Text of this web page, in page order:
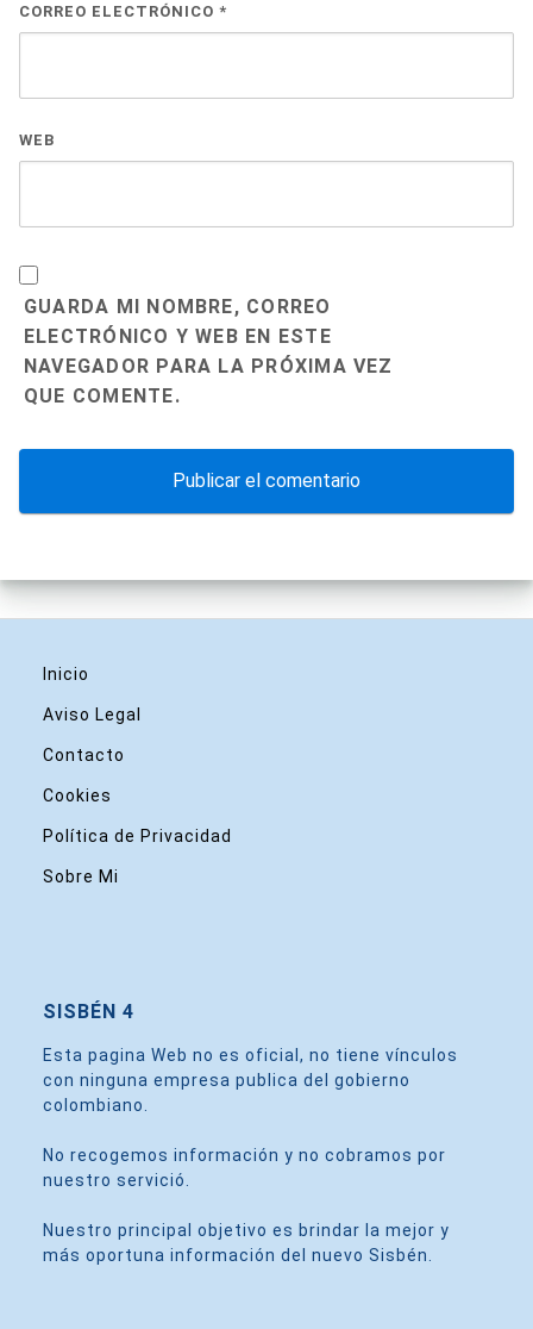
CORREO ELECTRÓNICO *
WEB
GUARDA MI NOMBRE, CORREO
ELECTRÓNICO Y WEB EN ESTE
NAVEGADOR PARA LA PRÓXIMA VEZ
QUE COMENTE.
Inicio
Aviso Legal
Contacto
Cookies
Política de Privacidad
Sobre Mi
SISBÉN 4
Esta pagina Web no es oficial, no tiene vínculos
con ninguna empresa publica del gobierno
colombiano.
No recogemos información y no cobramos por
nuestro servició.
Nuestro principal objetivo es brindar la mejor y
más oportuna información del nuevo Sisbén.